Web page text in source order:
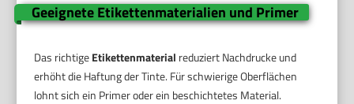
Geeignete Etikettenmaterialien und Primer
Das richtigeEtikettenmaterial reduziert Nachdrucke und
erhöht die Haftung der Tinte. Für schwierige Oberflächen
lohnt sich ein Primer oder ein beschichtetes Material.